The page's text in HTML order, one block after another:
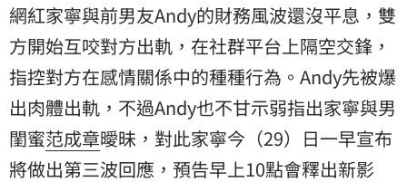
網紅家寧與前男友Andy的財務風波還沒平息，雙
方開始互咬對方出軌，在社群平台上隔空交鋒，
指控對方在感情關係中的種種行為。Andy先被爆
出肉體出軌，不過Andy也不甘示弱指出家寧與男
閨蜜范成章曖昧，對此家寧今（29）日一早宣布
將做出第三波回應，預告早上10點會釋出新影